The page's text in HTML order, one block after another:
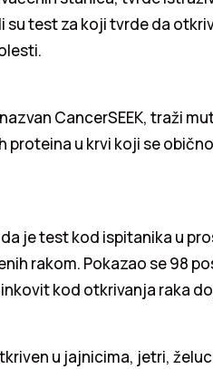
su test za koji tvrde da
CancerSEEK, traži
proteina u krvi koji se
je test kod ispitanika u
rakom. Pokazao se 98
kod otkrivanja raka
u jajnicima, jetri,